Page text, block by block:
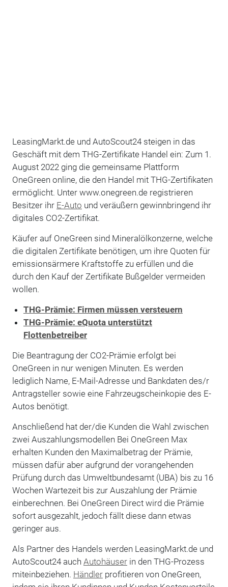
LeasingMarkt.de und AutoScout24 steigen in das
Geschäft mit dem THG-Zertifikate Handel ein: Zum 1.
August 2022 ging die gemeinsame Plattform
OneGreen online, die den Handel mit THG-Zertifikaten
ermöglicht. Unter www.onegreen.de registrieren
Besitzer ihr E-Auto und veräußern gewinnbringend ihr
digitales CO2-Zertifikat.
Käufer auf OneGreen sind Mineralölkonzerne, welche
die digitalen Zertifikate benötigen, um ihre Quoten für
emissionsärmere Kraftstoffe zu erfüllen und die
durch den Kauf der Zertifikate Bußgelder vermeiden
wollen.
THG-Prämie: Firmen müssen versteuern
THG-Prämie: eQuota unterstützt
Flottenbetreiber
Die Beantragung der CO2-Prämie erfolgt bei
OneGreen in nur wenigen Minuten. Es werden
lediglich Name, E-Mail-Adresse und Bankdaten des/r
Antragsteller sowie eine Fahrzeugscheinkopie des E-
Autos benötigt.
Anschließend hat der/die Kunden die Wahl zwischen
zwei Auszahlungsmodellen Bei OneGreen Max
erhalten Kunden den Maximalbetrag der Prämie,
müssen dafür aber aufgrund der vorangehenden
Prüfung durch das Umweltbundesamt (UBA) bis zu 16
Wochen Wartezeit bis zur Auszahlung der Prämie
einberechnen. Bei OneGreen Direct wird die Prämie
sofort ausgezahlt, jedoch fällt diese dann etwas
geringer aus.
Als Partner des Handels werden LeasingMarkt.de und
AutoScout24 auch Autohäuserin den THG-Prozess
miteinbeziehen. Händlerprofitieren von OneGreen,